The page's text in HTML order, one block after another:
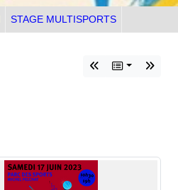
STAGE MULTISPORTS